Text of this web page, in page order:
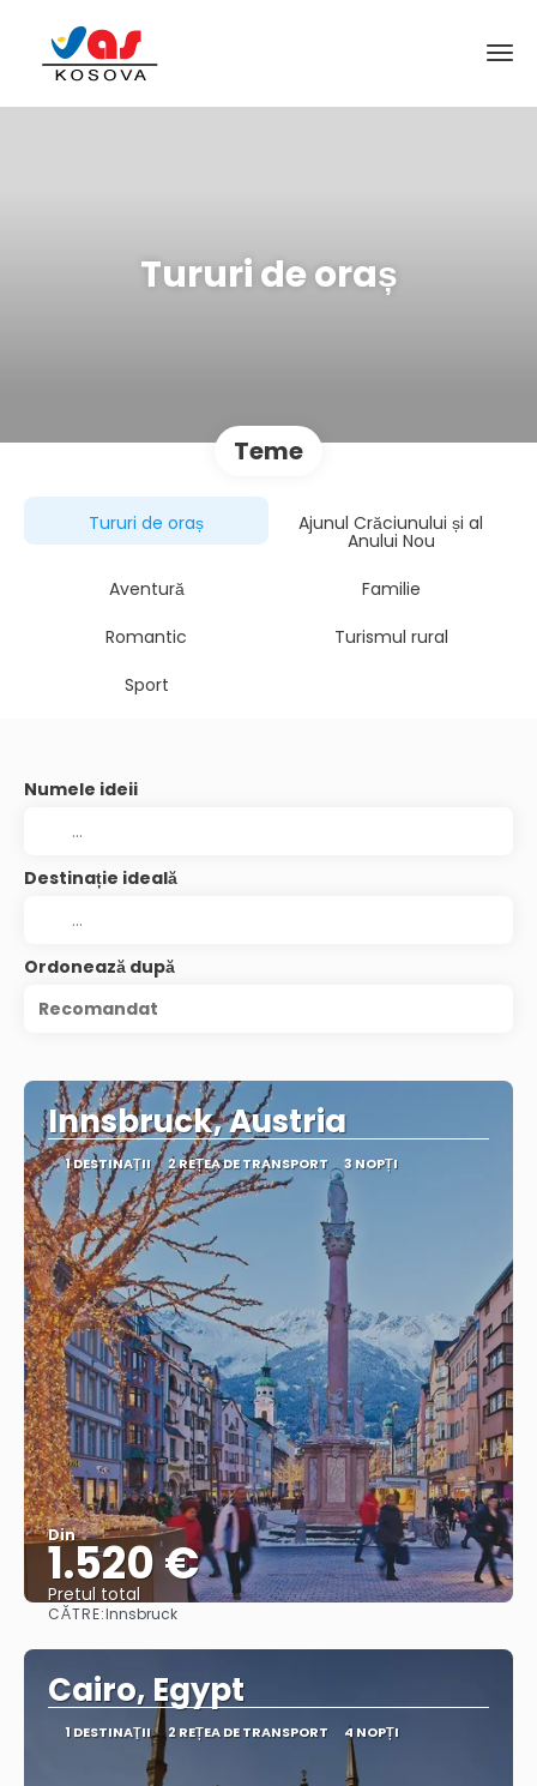
Tururi de oraș
Teme
Tururi de oraș Ajunul Crăciunului și al
Anului Nou
Aventură
Familie
Romantic
Turismul rural
Sport
Numele ideii
Destinație ideală
Ordonează după
Recomandat
Innsbruck, Austria
1 DESTINAŢII 2 REȚEA DE TRANSPORT 3 NOPȚI
Din
1.520 €
Pretul total
CĂTRE:Innsbruck
Cairo, Egypt
1 DESTINAŢII 2 REȚEA DE TRANSPORT 4 NOPȚI